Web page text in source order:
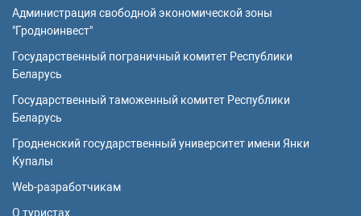
Администрация свободной экономической зоны
"Гродноинвест"
Государственный пограничный комитет Республики
Беларусь
Государственный таможенный комитет Республики
Беларусь
Гродненский государственный университет имени Янки
Купалы
Web-разработчикам
О туристах